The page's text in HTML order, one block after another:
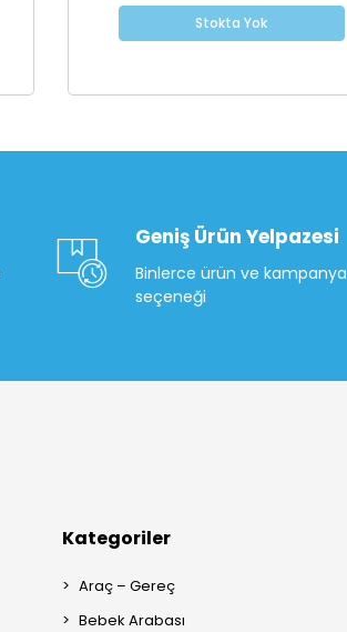
Stokta Yok
Geniş Ürün Yelpazesi
Binlerce ürün ve kampanya
seçeneği
Kategoriler
Araç – Gereç
Bebek Arabası